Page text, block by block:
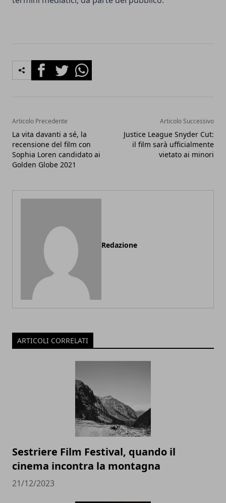
FacebookTwitterWhatsapp
Articolo Precedente
La vita davanti a sé, la
recensione del film con
Sophia Loren candidato ai
Golden Globe 2021
Articolo Successivo
Justice League Snyder Cut:
il film sarà ufficialmente
vietato ai minori
Redazione
ARTICOLI CORRELATI
Sestriere Film Festival, quando il
cinema incontra la montagna
21/12/2023